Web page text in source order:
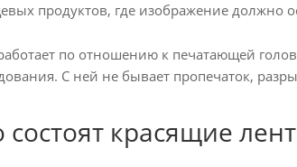
продуктов, где изображение должно
по отношению к печатающей
С ней не бывает пропечаток,
состоят красящие